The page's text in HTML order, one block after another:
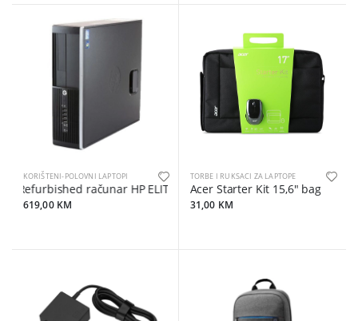
KORIŠTENI-POLOVNI LAPTOPI
Refurbished računar HP ELITE 8300 I5-3470
619,00 KM
TORBE I RUKSACI ZA LAPTOPE
Acer Starter Kit 15,6" bag
31,00 KM